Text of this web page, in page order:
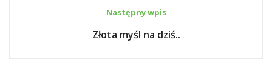
Następny wpis
Złota myśl na dziś..